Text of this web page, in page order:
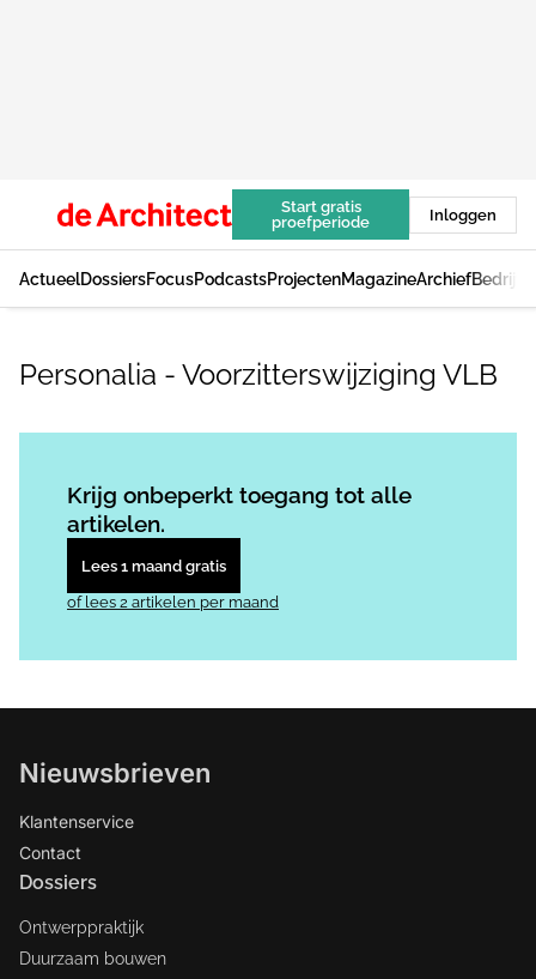
Start gratis
proefperiode
Inloggen
ActueelDossiersFocusPodcastsProjectenMagazineArchief
Personalia - Voorzitterswijziging VLB
Krijg onbeperkt toegang tot alle
artikelen.
Lees 1 maand gratis
of lees 2 artikelen per maand
Nieuwsbrieven
Klantenservice
Contact
Dossiers
Ontwerppraktijk
Duurzaam bouwen